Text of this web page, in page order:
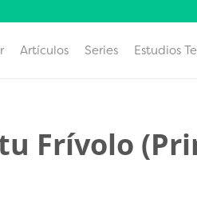
Artículos Series Estudios
Frívolo